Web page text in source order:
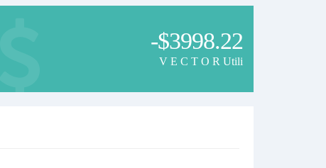
-$3998.22
V E C T O R Utili